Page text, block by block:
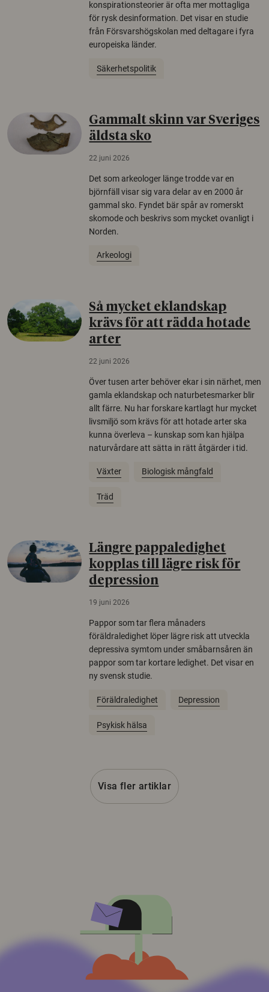
konspirationsteorier är ofta mer mottagliga
för rysk desinformation. Det visar en studie
från Försvarshögskolan med deltagare i fyra
europeiska länder.
Säkerhetspolitik
Gammalt skinn var Sveriges
äldsta sko
22 juni 2026
Det som arkeologer länge trodde var en
björnfäll visar sig vara delar av en 2000 år
gammal sko. Fyndet bär spår av romerskt
skomode och beskrivs som mycket ovanligt i
Norden.
Arkeologi
Så mycket eklandskap
krävs för att rädda hotade
arter
22 juni 2026
Över tusen arter behöver ekar i sin närhet, men
gamla eklandskap och naturbetesmarker blir
allt färre. Nu har forskare kartlagt hur mycket
livsmiljö som krävs för att hotade arter ska
kunna överleva – kunskap som kan hjälpa
naturvårdare att sätta in rätt åtgärder i tid.
Växter Biologisk mångfald
Träd
Längre pappaledighet
kopplas till lägre risk för
depression
19 juni 2026
Pappor som tar flera månaders
föräldraledighet löper lägre risk att utveckla
depressiva symtom under småbarnsåren än
pappor som tar kortare ledighet. Det visar en
ny svensk studie.
Föräldraledighet Depression
Psykisk hälsa
Visa fler artiklar